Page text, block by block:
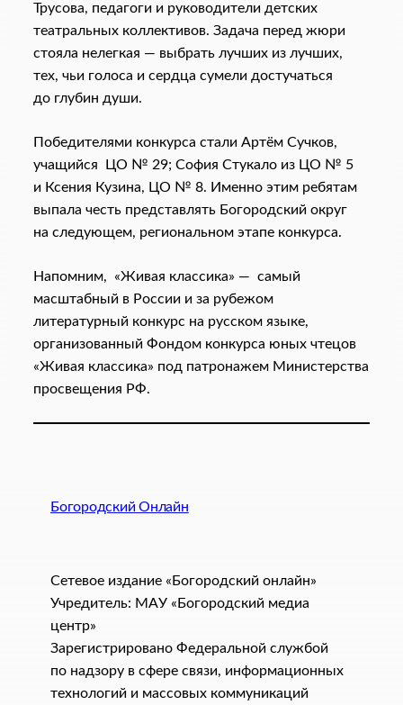
Трусова, педагоги и руководители детских
театральных коллективов. Задача перед жюри
стояла нелегкая — выбрать лучших из лучших,
тех, чьи голоса и сердца сумели достучаться
до глубин души.
Победителями конкурса стали Артём Сучков,
учащийся ЦО № 29; София Стукало из ЦО № 5
и Ксения Кузина, ЦО № 8. Именно этим ребятам
выпала честь представлять Богородский округ
на следующем, региональном этапе конкурса.
Напомним, «Живая классика» — самый
масштабный в России и за рубежом
литературный конкурс на русском языке,
организованный Фондом конкурса юных чтецов
«Живая классика» под патронажем Министерства
просвещения РФ.
Богородский Онлайн
Сетевое издание «Богородский онлайн»
Учредитель: МАУ «Богородский медиа
центр»
Зарегистрировано Федеральной службой
по надзору в сфере связи, информационных
технологий и массовых коммуникаций